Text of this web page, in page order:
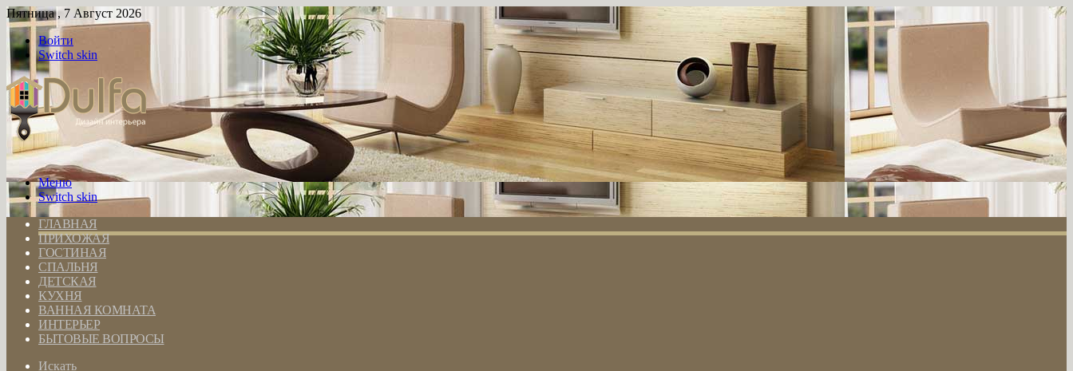
Пятница , 7 Август 2026
Войти
Switch skin
Меню
Switch skin
ГЛАВНАЯ
ПРИХОЖАЯ
ГОСТИНАЯ
СПАЛЬНЯ
ДЕТСКАЯ
КУХНЯ
ВАННАЯ КОМНАТА
ИНТЕРЬЕР
БЫТОВЫЕ ВОПРОСЫ
Искать